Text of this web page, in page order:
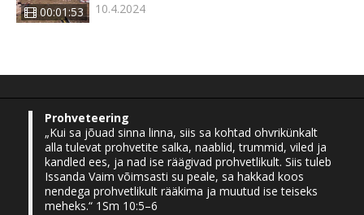
00:01:53 10.4.2024
Prohveteering
„Kui sa jõuad sinna linna, siis sa kohtad ohvrikünkalt
alla tulevat prohvetite salka, naablid, trummid, viled ja
kandled ees, ja nad ise räägivad prohvetlikult. Siis tuleb
Issanda Vaim võimsasti su peale, sa hakkad koos
nendega prohvetlikult rääkima ja muutud ise teiseks
meheks.“ 1Sm 10:5–6